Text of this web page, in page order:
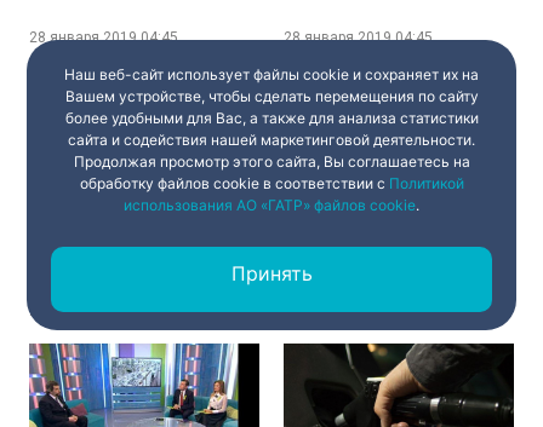
28 января 201904:45 28 января 201904:45
блокады Ленинграда
28 января 201904:45 28 января 201904:45
Наш веб-сайт использует файлы cookie и сохраняет их на
Вашем устройстве, чтобы сделать перемещения по сайту
более удобными для Вас, а также для анализа статистики
сайта и содействия нашей маркетинговой деятельности.
Продолжая просмотр этого сайта, Вы соглашаетесь на
обработку файлов cookie в соответствии с Политикой
использования АО «ГАТР» файлов cookie.
Принять